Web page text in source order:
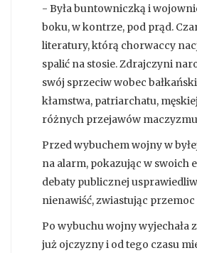
- Była buntowniczką i
boku, w kontrze, pod prąd.
literatury, którą chorwaccy
spalić na stosie. Zdrajczyni
swój sprzeciw wobec
kłamstwa, patriarchatu,
różnych przejawów
Przed wybuchem wojny w
na alarm, pokazując w swoich
debaty publicznej
nienawiść, zwiastując
Po wybuchu wojny wyjechała
już ojczyzny i od tego czasu